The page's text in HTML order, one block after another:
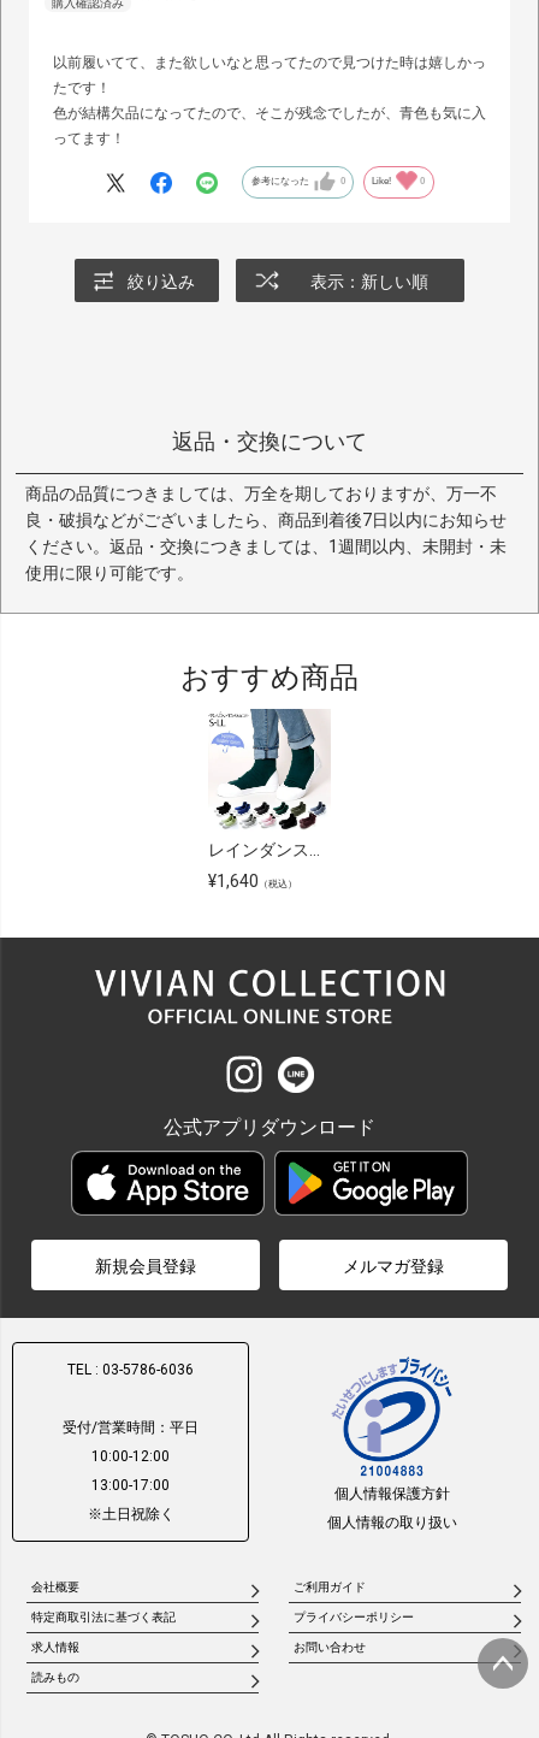
以前履いてて、また欲しいなと思ってたので見つけた時は嬉しかっ
たです！
色が結構欠品になってたので、そこが残念でしたが、青色も気に入
ってます！
参考になった 0 Like! 0
絞り込み 表示：新しい順
返品・交換について
商品の品質につきましては、万全を期しておりますが、万一不
良・破損などがございましたら、商品到着後7日以内にお知らせ
ください。返品・交換につきましては、1週間以内、未開封・未
使用に限り可能です。
おすすめ商品
¥1,640 （税込）
公式アプリダウンロード
新規会員登録 メルマガ登録
TEL : 03-5786-6036
受付/営業時間：平日
10:00-12:00
13:00-17:00
※土日祝除く
個人情報保護方針
個人情報の取り扱い
会社概要 ご利用ガイド
特定商取引法に基づく表記 プライバシーポリシー
求人情報 お問い合わせ
読みもの